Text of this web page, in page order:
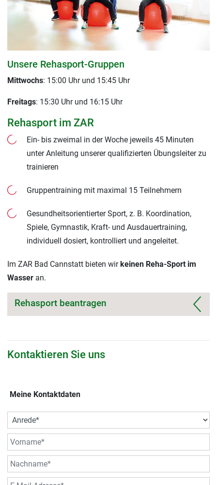
Unsere Rehasport-Gruppen
Mittwochs: 15:00 Uhr und 15:45 Uhr
Freitags: 15:30 Uhr und 16:15 Uhr
Rehasport im ZAR
Ein- bis zweimal in der Woche jeweils 45 Minuten
unter Anleitung unserer qualifizierten Übungsleiter zu
trainieren
Gruppentraining mit maximal 15 Teilnehmern
Gesundheitsorientierter Sport, z. B. Koordination,
Spiele, Gymnastik, Kraft- und Ausdauertraining,
individuell dosiert, kontrolliert und angeleitet.
Im ZAR Bad Cannstatt bieten wirkeinen Reha-Sport im
Wasser an.
Rehasport beantragen
Kontaktieren Sie uns
Meine Kontaktdaten